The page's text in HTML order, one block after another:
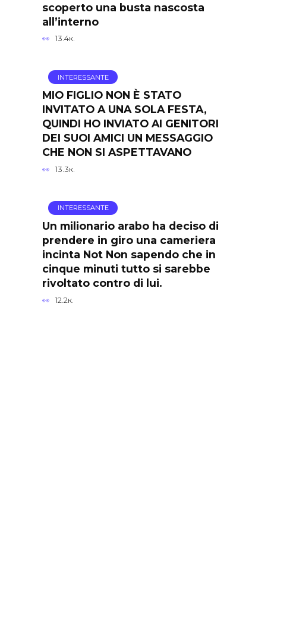
scoperto una busta nascosta
all’interno
13.4к.
INTERESSANTE
MIO FIGLIO NON È STATO
INVITATO A UNA SOLA FESTA,
QUINDI HO INVIATO AI GENITORI
DEI SUOI AMICI UN MESSAGGIO
CHE NON SI ASPETTAVANO
13.3к.
INTERESSANTE
Un milionario arabo ha deciso di
prendere in giro una cameriera
incinta Not Non sapendo che in
cinque minuti tutto si sarebbe
rivoltato contro di lui.
12.2к.